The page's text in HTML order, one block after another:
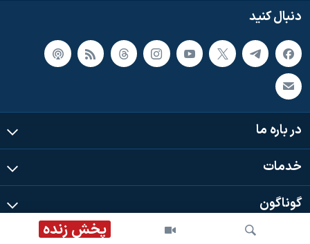
پخش زنده
دنبال کنید
در باره ما
خدمات
گوناگون